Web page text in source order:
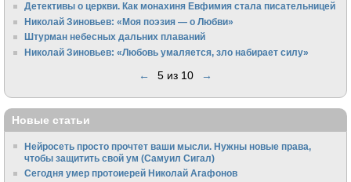
Детективы о церкви. Как монахиня Евфимия стала писательницей
Николай Зиновьев: «Моя поэзия — о Любви»
Штурман небесных дальних плаваний
Николай Зиновьев: «Любовь умаляется, зло набирает силу»
← 5 из 10 →
Новые статьи
Нейросеть просто прочтет ваши мысли. Нужны новые права,
чтобы защитить свой ум (Самуил Сигал)
Сегодня умер протоиерей Николай Агафонов